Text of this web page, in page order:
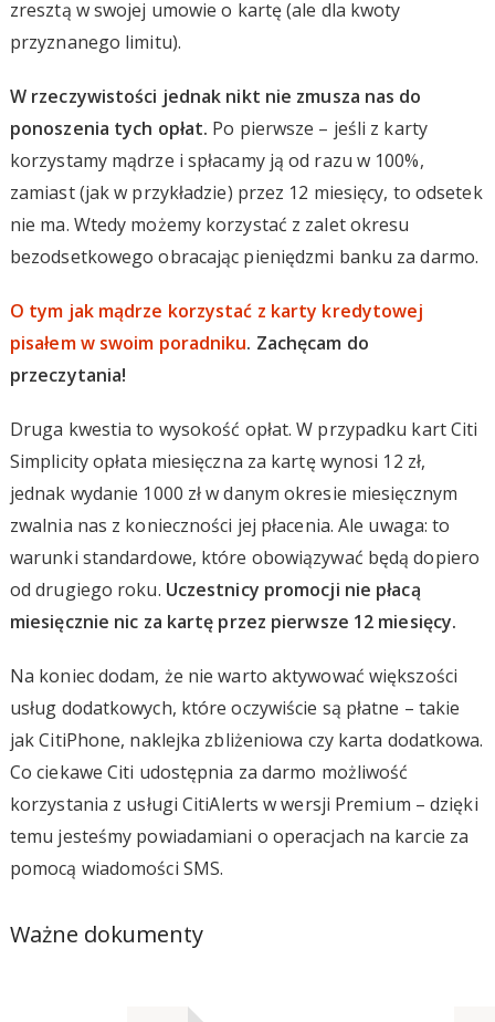
zresztą w swojej umowie o kartę (ale dla kwoty
przyznanego limitu).
W rzeczywistości jednak nikt nie zmusza nas do
ponoszenia tych opłat. Po pierwsze – jeśli z karty
korzystamy mądrze i spłacamy ją od razu w 100%,
zamiast (jak w przykładzie) przez 12 miesięcy, to odsetek
nie ma. Wtedy możemy korzystać z zalet okresu
bezodsetkowego obracając pieniędzmi banku za darmo.
O tym jak mądrze korzystać z karty kredytowej
pisałem w swoim poradniku. Zachęcam do
przeczytania!
Druga kwestia to wysokość opłat. W przypadku kart Citi
Simplicity opłata miesięczna za kartę wynosi 12 zł,
jednak wydanie 1000 zł w danym okresie miesięcznym
zwalnia nas z konieczności jej płacenia. Ale uwaga: to
warunki standardowe, które obowiązywać będą dopiero
od drugiego roku. Uczestnicy promocji nie płacą
miesięcznie nic za kartę przez pierwsze 12 miesięcy.
Na koniec dodam, że nie warto aktywować większości
usług dodatkowych, które oczywiście są płatne – takie
jak CitiPhone, naklejka zbliżeniowa czy karta dodatkowa.
Co ciekawe Citi udostępnia za darmo możliwość
korzystania z usługi CitiAlerts w wersji Premium – dzięki
temu jesteśmy powiadamiani o operacjach na karcie za
pomocą wiadomości SMS.
Ważne dokumenty